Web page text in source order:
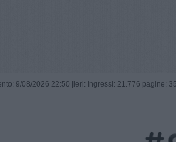
9/08/2026 22:50 | ieri: Ingressi: 21.776 pagine: